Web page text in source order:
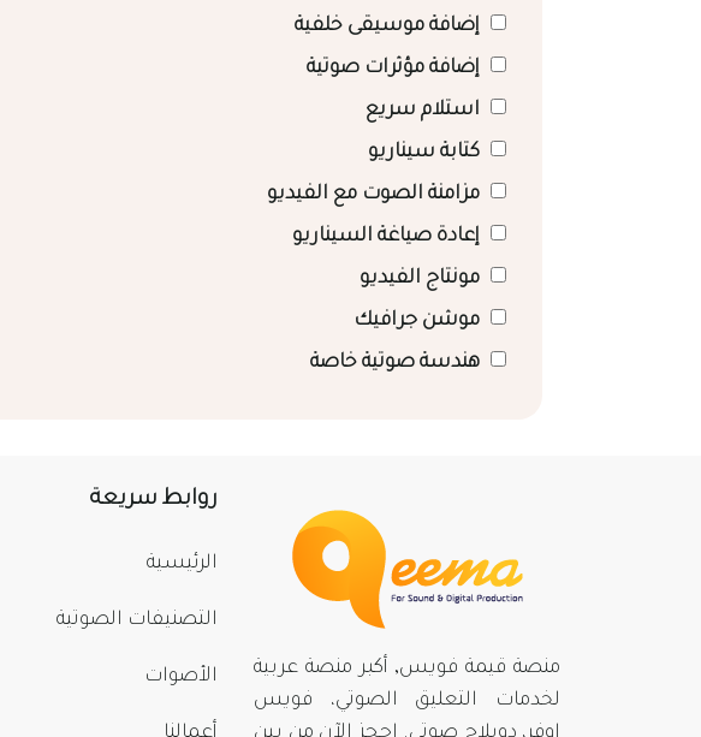
إضافة موسيقى خلفية
إضافة مؤثرات صوتية
استلام سريع
كتابة سيناريو
مزامنة الصوت مع الفيديو
إعادة صياغة السيناريو
مونتاج الفيديو
موشن جرافيك
هندسة صوتية خاصة
منصة قيمة فويس, أكبر منصة عربية
لخدمات التعليق الصوتي، فويس
روابط سريعة
الرئيسية
التصنيفات الصوتية
الأصوات